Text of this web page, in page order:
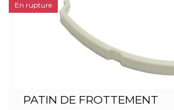
PATIN DE FROTTEMENT
En rupture